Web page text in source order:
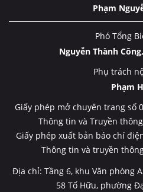
Phạm
Phó Tổng
Nguyễn Thành
Phụ trách
Phạm
Giấy phép mở chuyên trang số
Thông tin và Truyền
Giấy phép xuất bản báo chí
Thông tin và truyền
Địa chỉ: Tầng 6, khu Văn phòng
58 Tố Hữu, phường